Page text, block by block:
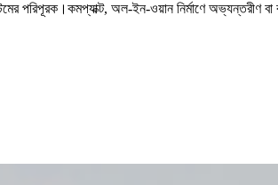
অল-ইন-ওয়ান নির্মাণে অভ্যন্তরীণ বা